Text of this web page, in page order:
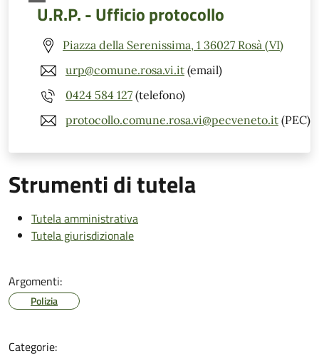
U.R.P. - Ufficio protocollo
Piazza della Serenissima, 1 36027 Rosà (VI)
urp@comune.rosa.vi.it (email)
0424 584 127 (telefono)
protocollo.comune.rosa.vi@pecveneto.it (PEC)
Strumenti di tutela
Tutela amministrativa
Tutela giurisdizionale
Argomenti:
Polizia
Categorie: